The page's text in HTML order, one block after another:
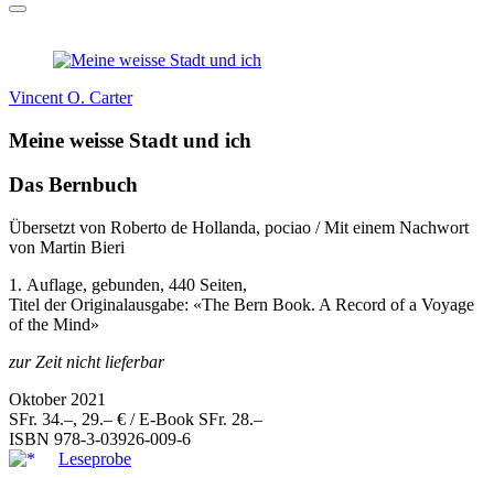
Vincent O. Carter
Meine weisse Stadt und ich
Das Bernbuch
Übersetzt von Roberto de Hollanda, pociao / Mit einem Nachwort
von Martin Bieri
1. Auflage, gebunden, 440 Seiten,
Titel der Originalausgabe: «The Bern Book. A Record of a Voyage
of the Mind»
zur Zeit nicht lieferbar
Oktober 2021
SFr. 34.–, 29.– € / E-Book SFr. 28.–
ISBN 978-3-03926-009-6
Leseprobe